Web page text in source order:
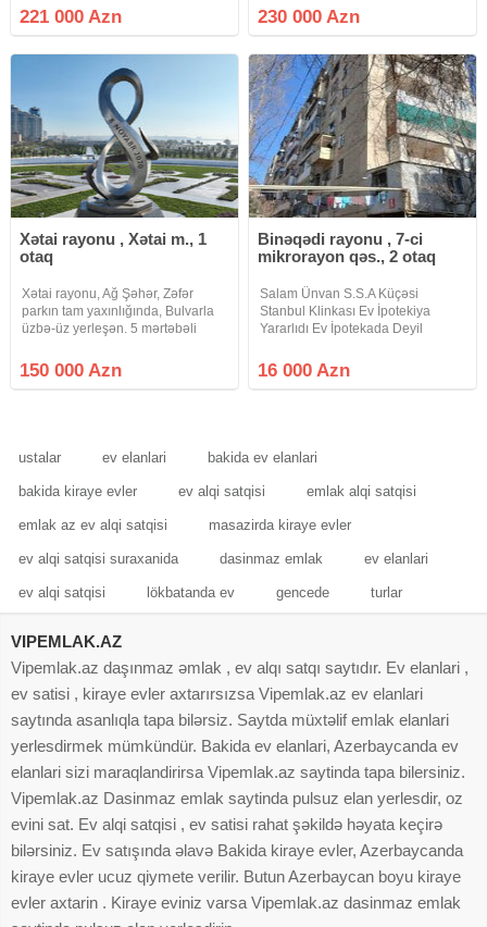
şəkildə aparılır * * Binanın tipi :
köhnə tikili (Xruşofka) * Otaq Sayı :
221 000 Azn
bir meiset esyasi ile tehciz
olunmus metbexi, san.qovsaqi,
230 000 Azn
Xətai rayonu , Xətai m., 1
otaq
Xətai rayonu, Ağ Şəhər, Zəfər
parkın tam yaxınlığında, Bulvarla
üzbə-üz yerleşən. 5 mərtəbəli
yerləşən, Ümumi sahəsi 31 kv/m,
orta blok 1 otaqlı mənzil
150 000 Azn
Binəqədi rayonu , 7-ci
mikrorayon qəs., 2 otaq
Salam Ünvan S.S.A Küçəsi
Stanbul Klinkası Ev İpotekiya
Yararlıdı Ev İpotekada Deyil
16 000 Azn
ustalar ev elanlari bakida ev elanlari
bakida kiraye evler ev alqi satqisi emlak alqi satqisi
emlak az ev alqi satqisi masazirda kiraye evler
ev alqi satqisi suraxanida dasinmaz emlak ev elanlari
ev alqi satqisi lökbatanda ev gencede turlar
VIPEMLAK.AZ
Vipemlak.az daşınmaz əmlak , ev alqı satqı saytıdır. Ev elanlari ,
ev satisi , kiraye evler axtarırsızsa Vipemlak.az ev elanlari
saytında asanlıqla tapa bilərsiz. Saytda müxtəlif emlak elanlari
yerlesdirmek mümkündür. Bakida ev elanlari, Azerbaycanda ev
elanlari sizi maraqlandirirsa Vipemlak.az saytinda tapa bilersiniz.
Vipemlak.az Dasinmaz emlak saytinda pulsuz elan yerlesdir, oz
evini sat. Ev alqi satqisi , ev satisi rahat şəkildə həyata keçirə
bilərsiniz. Ev satışında əlavə Bakida kiraye evler, Azerbaycanda
kiraye evler ucuz qiymete verilir. Butun Azerbaycan boyu kiraye
evler axtarin . Kiraye eviniz varsa Vipemlak.az dasinmaz emlak